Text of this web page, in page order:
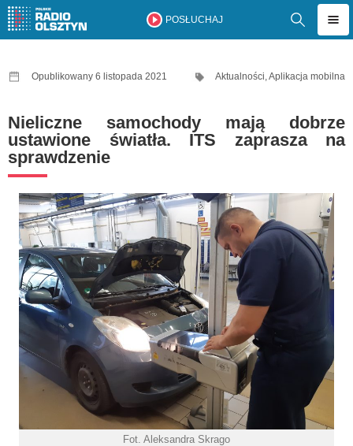
POSŁUCHAJ
Opublikowany 6 listopada 2021 Aktualności,Aplikacja mobilna
Nieliczne samochody mają dobrze
ustawione światła. ITS zaprasza na
sprawdzenie
Fot. Aleksandra Skrago